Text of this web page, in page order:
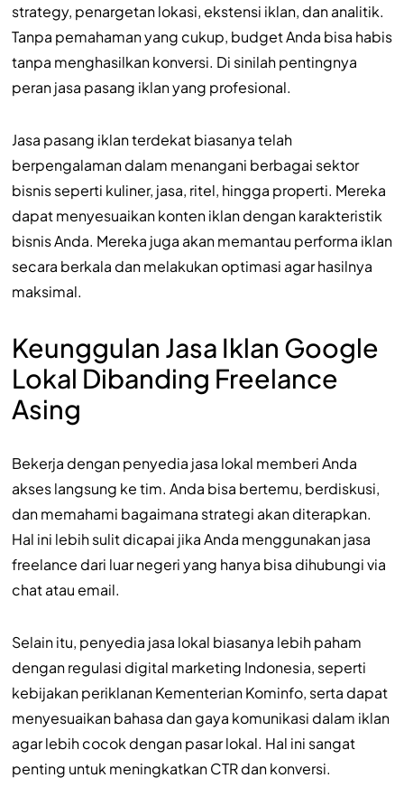
strategy, penargetan lokasi, ekstensi iklan, dan analitik.
Tanpa pemahaman yang cukup, budget Anda bisa habis
tanpa menghasilkan konversi. Di sinilah pentingnya
peran jasa pasang iklan yang profesional.
Jasa pasang iklan terdekat biasanya telah
berpengalaman dalam menangani berbagai sektor
bisnis seperti kuliner, jasa, ritel, hingga properti. Mereka
dapat menyesuaikan konten iklan dengan karakteristik
bisnis Anda. Mereka juga akan memantau performa iklan
secara berkala dan melakukan optimasi agar hasilnya
maksimal.
Keunggulan Jasa Iklan Google
Lokal Dibanding Freelance
Asing
Bekerja dengan penyedia jasa lokal memberi Anda
akses langsung ke tim. Anda bisa bertemu, berdiskusi,
dan memahami bagaimana strategi akan diterapkan.
Hal ini lebih sulit dicapai jika Anda menggunakan jasa
freelance dari luar negeri yang hanya bisa dihubungi via
chat atau email.
Selain itu, penyedia jasa lokal biasanya lebih paham
dengan regulasi digital marketing Indonesia, seperti
kebijakan periklanan Kementerian Kominfo, serta dapat
menyesuaikan bahasa dan gaya komunikasi dalam iklan
agar lebih cocok dengan pasar lokal. Hal ini sangat
penting untuk meningkatkan CTR dan konversi.